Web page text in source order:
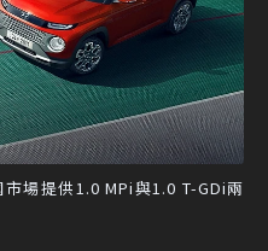
場提供1.0 MPi與1.0 T-GDi兩